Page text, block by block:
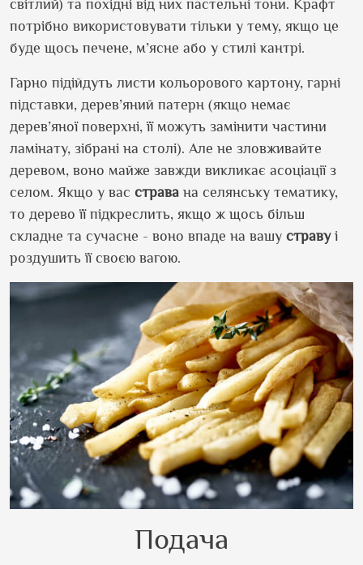
світлий) та похідні від них пастельні тони. Крафт
потрібно використовувати тільки у тему, якщо це
буде щось печене, м’ясне або у стилі кантрі.
Гарно підійдуть листи кольорового картону, гарні
підставки, дерев’яний патерн (якщо немає
дерев’яної поверхні, її можуть замінити частини
ламінату, зібрані на столі). Але не зловживайте
деревом, воно майже завжди викликає асоціації з
селом. Якщо у вас страва на селянську тематику,
то дерево її підкреслить, якщо ж щось більш
складне та сучасне - воно впаде на вашу стравуі
роздушить її своєю вагою.
Подача